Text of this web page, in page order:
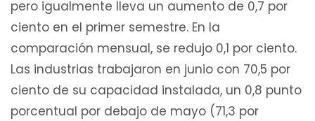
pero igualmente lleva un aumento de 0,7 por
ciento en el primer semestre. En la
comparación mensual, se redujo 0,1 por ciento.
Las industrias trabajaron en junio con 70,5 por
ciento de su capacidad instalada, un 0,8 punto
porcentual por debajo de mayo (71,3 por